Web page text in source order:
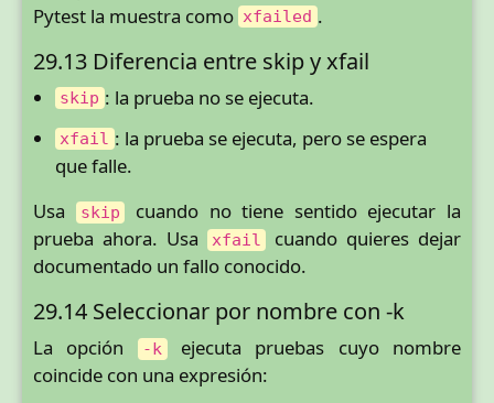
Pytest la muestra como xfailed .
29.13 Diferencia entre skip y xfail
skip : la prueba no se ejecuta.
xfail : la prueba se ejecuta, pero se espera
que falle.
Usa
skip
cuando no tiene sentido ejecutar la
prueba ahora. Usa
xfail
cuando quieres dejar
documentado un fallo conocido.
29.14 Seleccionar por nombre con -k
La opción -k ejecuta pruebas cuyo nombre
coincide con una expresión: